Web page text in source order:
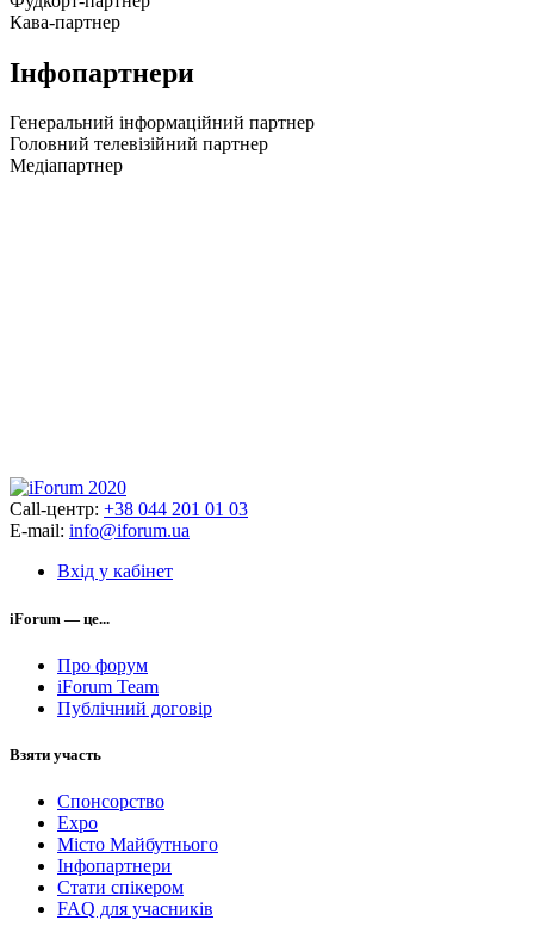
Кава-партнер
Інфопартнери
Генеральний інформаційний партнер
Головний телевізійний партнер
Медіапартнер
Call-центр: +38 044 201 01 03
E-mail: info@iforum.ua
Вхід у кабінет
iForum — це...
Про форум
iForum Team
Публічний договір
Взяти участь
Спонсорство
Expo
Місто Майбутнього
Інфопартнери
Стати спікером
FAQ для учасників